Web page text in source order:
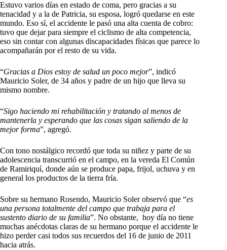
Estuvo varios días en estado de coma, pero gracias a su
tenacidad y a la de Patricia, su esposa, logró quedarse en este
mundo. Eso sí, el accidente le pasó una alta cuenta de cobro:
tuvo que dejar para siempre el ciclismo de alta competencia,
eso sin contar con algunas discapacidades físicas que parece lo
acompañarán por el resto de su vida.
“Gracias a Dios estoy de salud un poco mejor”, indicó
Mauricio Soler, de 34 años y padre de un hijo que lleva su
mismo nombre.
“Sigo haciendo mi rehabilitación y tratando al menos de
mantenerla y esperando que las cosas sigan saliendo de la
mejor forma”, agregó.
Con tono nostálgico recordó que toda su niñez y parte de su
adolescencia transcurrió en el campo, en la vereda El Común
de Ramiriquí, donde aún se produce papa, frijol, uchuva y en
general los productos de la tierra fría.
Sobre su hermano Rosendo, Mauricio Soler observó que “es
una persona totalmente del campo que trabaja para el
sustento diario de su familia”. No obstante, hoy día no tiene
muchas anécdotas claras de su hermano porque el accidente le
hizo perder casi todos sus recuerdos del 16 de junio de 2011
hacia atrás.